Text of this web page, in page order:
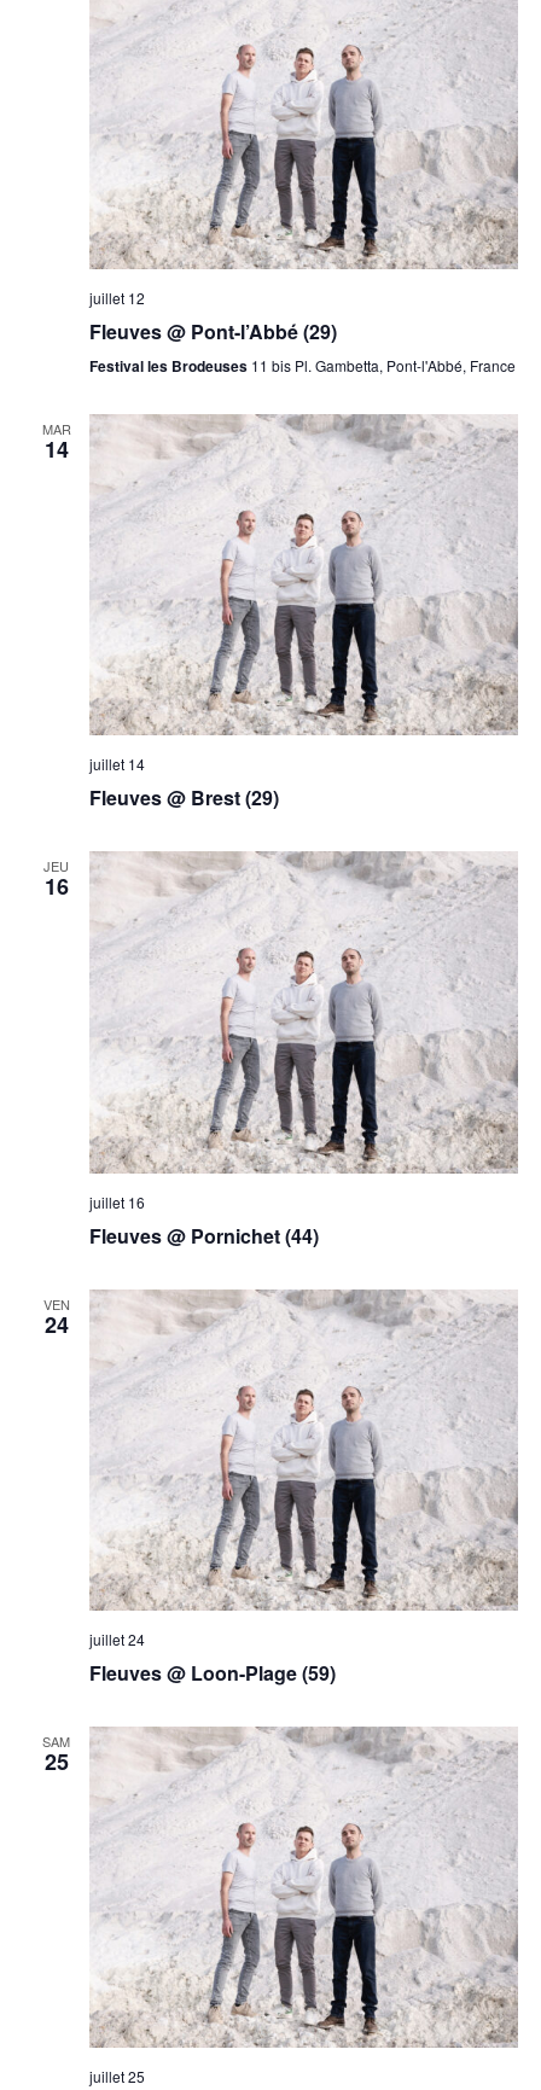
juillet 12
Fleuves @ Pont-l’Abbé (29)
Festival les Brodeuses 11 bis Pl. Gambetta, Pont-l'Abbé, France
MAR
14
juillet 14
Fleuves @ Brest (29)
JEU
16
juillet 16
Fleuves @ Pornichet (44)
VEN
24
juillet 24
Fleuves @ Loon-Plage (59)
SAM
25
juillet 25